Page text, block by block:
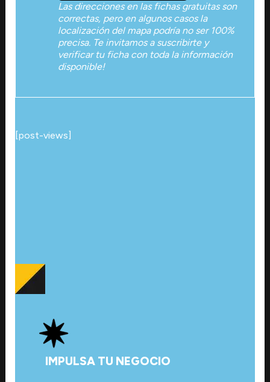
Las direcciones en las fichas gratuitas son
correctas, pero en algunos casos la
localización del mapa podría no ser 100%
precisa. Te invitamos a suscribirte y
verificar tu ficha con toda la información
disponible!
[post-views]
IMPULSA TU NEGOCIO